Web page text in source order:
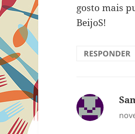
gosto mais
BeijoS!
RESPONDER